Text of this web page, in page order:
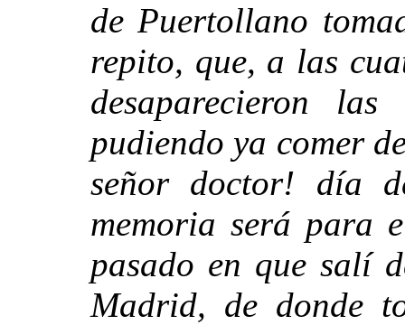
de Puertollano
repito, que, a las
desaparecieron
pudiendo ya comer
señor doctor! día
memoria será para
pasado en que salí
Madrid, de donde